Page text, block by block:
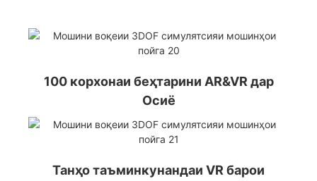
100 корхонаи беҳтарини AR&VR дар
Осиё
Танҳо таъминкунандаи VR барои